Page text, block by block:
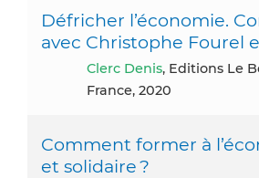
Défricher l’économie.
avec Christophe Fourel
Clerc Denis, Editions Le
France, 2020
Comment former à
et solidaire ?